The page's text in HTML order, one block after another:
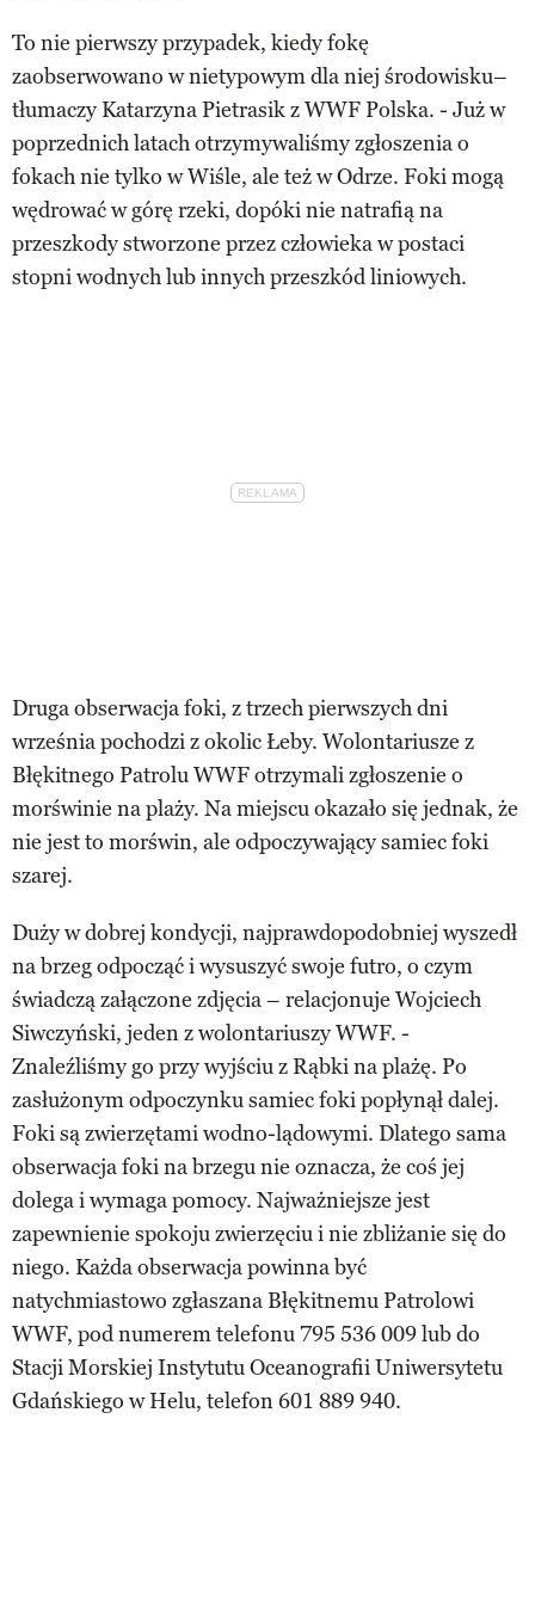
To nie pierwszy przypadek, kiedy fokę
zaobserwowano w nietypowym dla niej środowisku–
tłumaczy Katarzyna Pietrasik z WWF Polska. - Już w
poprzednich latach otrzymywaliśmy zgłoszenia o
fokach nie tylko w Wiśle, ale też w Odrze. Foki mogą
wędrować w górę rzeki, dopóki nie natrafią na
przeszkody stworzone przez człowieka w postaci
stopni wodnych lub innych przeszkód liniowych.
Druga obserwacja foki, z trzech pierwszych dni
września pochodzi z okolic Łeby. Wolontariusze z
Błękitnego Patrolu WWF otrzymali zgłoszenie o
morświnie na plaży. Na miejscu okazało się jednak, że
nie jest to morświn, ale odpoczywający samiec foki
szarej.
Duży w dobrej kondycji, najprawdopodobniej wyszedł
na brzeg odpocząć i wysuszyć swoje futro, o czym
świadczą załączone zdjęcia – relacjonuje Wojciech
Siwczyński, jeden z wolontariuszy WWF. -
Znaleźliśmy go przy wyjściu z Rąbki na plażę. Po
zasłużonym odpoczynku samiec foki popłynął dalej.
Foki są zwierzętami wodno-lądowymi. Dlatego sama
obserwacja foki na brzegu nie oznacza, że coś jej
dolega i wymaga pomocy. Najważniejsze jest
zapewnienie spokoju zwierzęciu i nie zbliżanie się do
niego. Każda obserwacja powinna być
natychmiastowo zgłaszana Błękitnemu Patrolowi
WWF, pod numerem telefonu 795 536 009 lub do
Stacji Morskiej Instytutu Oceanografii Uniwersytetu
Gdańskiego w Helu, telefon 601 889 940.